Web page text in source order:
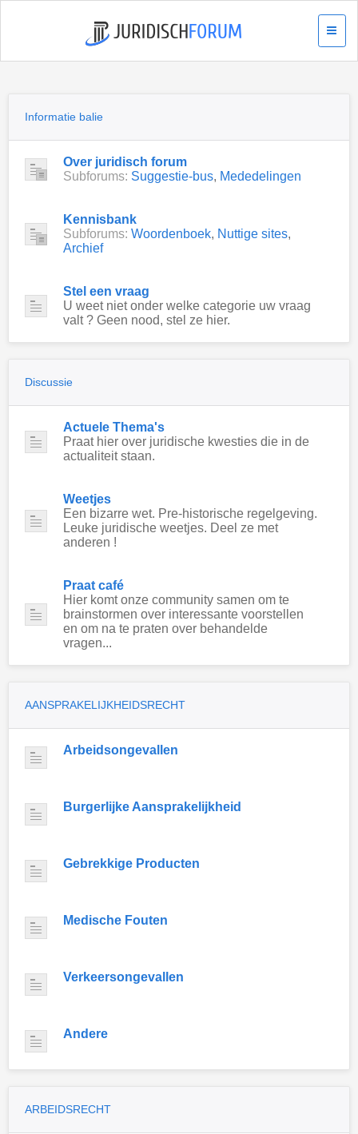
Informatie balie
Over juridisch forum
Subforums: Suggestie-bus, Mededelingen
Kennisbank
Subforums: Woordenboek, Nuttige sites,
Archief
Stel een vraag
U weet niet onder welke categorie uw vraag
valt ? Geen nood, stel ze hier.
Discussie
Actuele Thema's
Praat hier over juridische kwesties die in de
actualiteit staan.
Weetjes
Een bizarre wet. Pre-historische regelgeving.
Leuke juridische weetjes. Deel ze met
anderen !
Praat café
Hier komt onze community samen om te
brainstormen over interessante voorstellen
en om na te praten over behandelde
vragen...
AANSPRAKELIJKHEIDSRECHT
Arbeidsongevallen
Burgerlijke Aansprakelijkheid
Gebrekkige Producten
Medische Fouten
Verkeersongevallen
Andere
ARBEIDSRECHT